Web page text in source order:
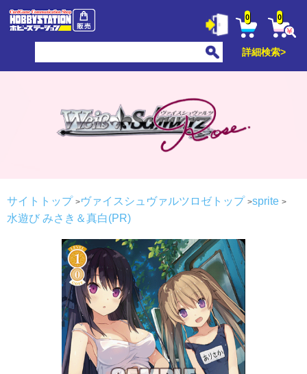
0 0
詳細検索>
サイトトップ ヴァイスシュヴァルツロゼトップ
sprite
水遊び みさき＆真白(PR)